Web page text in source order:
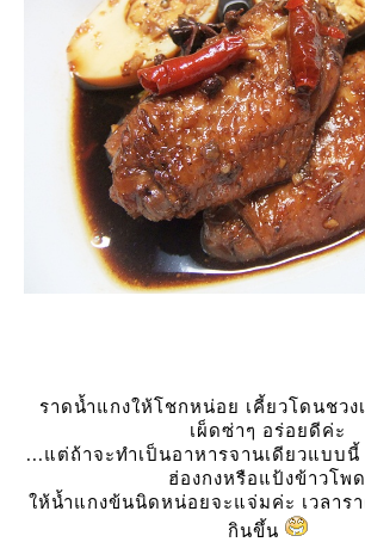
ราดน้ำแกงให้โชกหน่อย เคี้ยวโดนชวง
เผ็ดซ่าๆ อร่อยดีค่ะ
...แต่ถ้าจะทำเป็นอาหารจานเดียวแบบ
ฮ่องกงหรือแป้งข้าวโพด
ห้น้ำแกงข้นนิดหน่อยจะแจ่มค่ะ เวลาร
กินขึ้น